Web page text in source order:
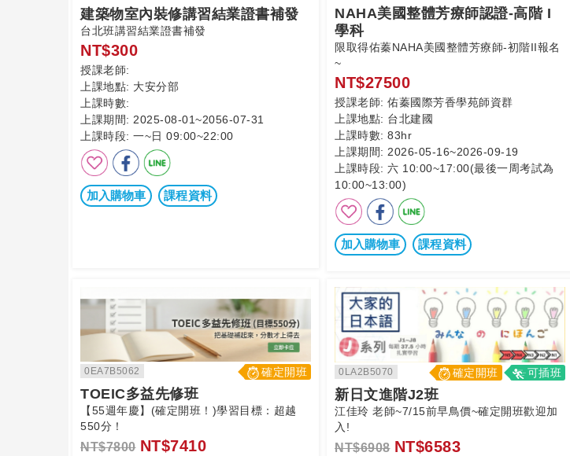
建築物室內裝修講習結業證書補發
台北班講習結業證書補發
NT$300
授課老師:
上課地點: 大安分部
上課時數:
上課期間: 2025-08-01~2056-07-31
上課時段: 一~日 09:00~22:00
加入購物車 課程資料
NAHA美國整體芳療師認證-高階 I
學科
限取得佑蓁NAHA美國整體芳療師-初階II報名
~
NT$27500
授課老師: 佑蓁國際芳香學苑師資群
上課地點: 台北建國
上課時數: 83hr
上課期間: 2026-05-16~2026-09-19
上課時段: 六 10:00~17:00(最後一周考試為
10:00~13:00)
加入購物車 課程資料
0EA7B5062 確定開班
TOEIC多益先修班
【55週年慶】(確定開班！)學習目標：超越
550分！
NT$7800 NT$7410
0LA2B5070 可插班
確定開班
新日文進階J2班
江佳玲 老師~7/15前早鳥價~確定開班歡迎加
入!
NT$6908 NT$6583